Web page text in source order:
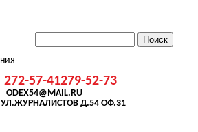
272-57-41279-52-73
ODEX54@MAIL.RU
Д.54 ОФ.31